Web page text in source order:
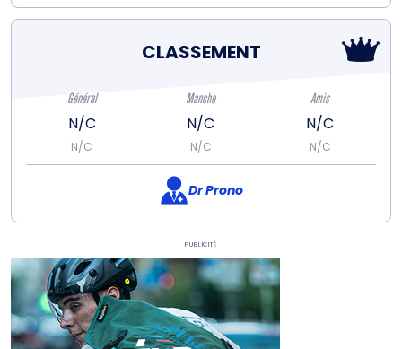
CLASSEMENT
Général
N/C
N/C
Manche
N/C
N/C
Amis
N/C
N/C
Dr Prono
Publicité